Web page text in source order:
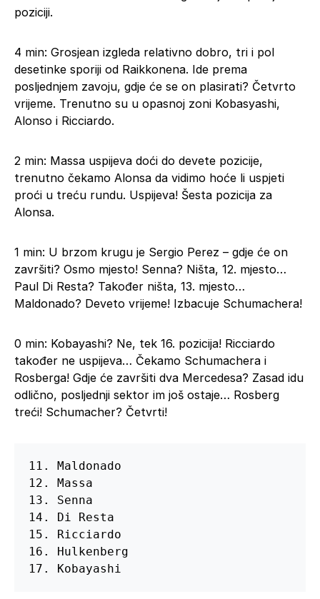
poziciji.
4 min: Grosjean izgleda relativno dobro, tri i pol
desetinke sporiji od Raikkonena. Ide prema
posljednjem zavoju, gdje će se on plasirati? Četvrto
vrijeme. Trenutno su u opasnoj zoni Kobasyashi,
Alonso i Ricciardo.
2 min: Massa uspijeva doći do devete pozicije,
trenutno čekamo Alonsa da vidimo hoće li uspjeti
proći u treću rundu. Uspijeva! Šesta pozicija za
Alonsa.
1 min: U brzom krugu je Sergio Perez – gdje će on
završiti? Osmo mjesto! Senna? Ništa, 12. mjesto…
Paul Di Resta? Također ništa, 13. mjesto…
Maldonado? Deveto vrijeme! Izbacuje Schumachera!
0 min: Kobayashi? Ne, tek 16. pozicija! Ricciardo
također ne uspijeva… Čekamo Schumachera i
Rosberga! Gdje će završiti dva Mercedesa? Zasad idu
odlično, posljednji sektor im još ostaje… Rosberg
treći! Schumacher? Četvrti!
11. Maldonado
12. Massa
13. Senna
14. Di Resta
15. Ricciardo
16. Hulkenberg
17. Kobayashi